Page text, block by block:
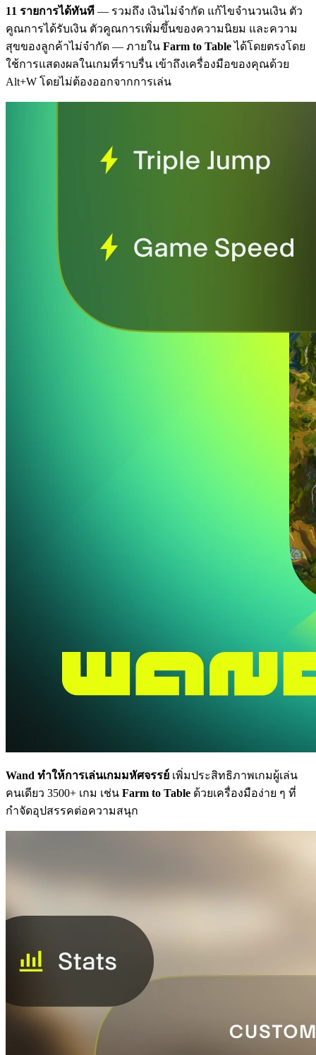
11 รายการได้ทันที — รวมถึง เงินไม่จำกัด แก้ไขจำนวนเงิน ตัว
คูณการได้รับเงิน ตัวคูณการเพิ่มขึ้นของความนิยม และความ
สุขของลูกค้าไม่จำกัด — ภายใน Farm to Tableได้โดยตรงโดย
ใช้การแสดงผลในเกมที่ราบรื่น เข้าถึงเครื่องมือของคุณด้วย
Alt+W โดยไม่ต้องออกจากการเล่น
Wand ทำให้การเล่นเกมมหัศจรรย์ เพิ่มประสิทธิภาพเกมผู้เล่น
คนเดียว 3500+ เกม เช่น Farm to Table ด้วยเครื่องมือง่าย ๆ ที่
กำจัดอุปสรรคต่อความสนุก